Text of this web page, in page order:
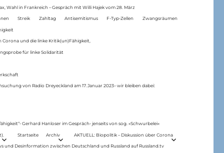
Wahl in Frankreich – Gespräch mit Willi Hajek vom 28. März
Streik Zahltag Antisemitismus F-Typ-Zellen Zwangsräumen
Corona und die linke Kritik(un)Fähigkeit,
für linke Solidarität
von Radio Dreyeckland am 17.Januar 2023– wir bleiben dabei:
Gerhard Hanloser im Gespräch- jenseits von sog. »Schwurbelei«
Startseite Archiv AKTUELL: Biopolitik – Diskussion über Corona
und Desinformation zwischen Deutschland und Russland auf Russland.tv